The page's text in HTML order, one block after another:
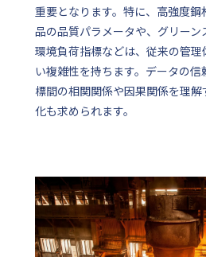
重要となります。特に、高強度
品の品質パラメータや、グリーン
環境負荷指標などは、従来の管
い複雑性を持ちます。データの
標間の相関関係や因果関係を理
化も求められます。